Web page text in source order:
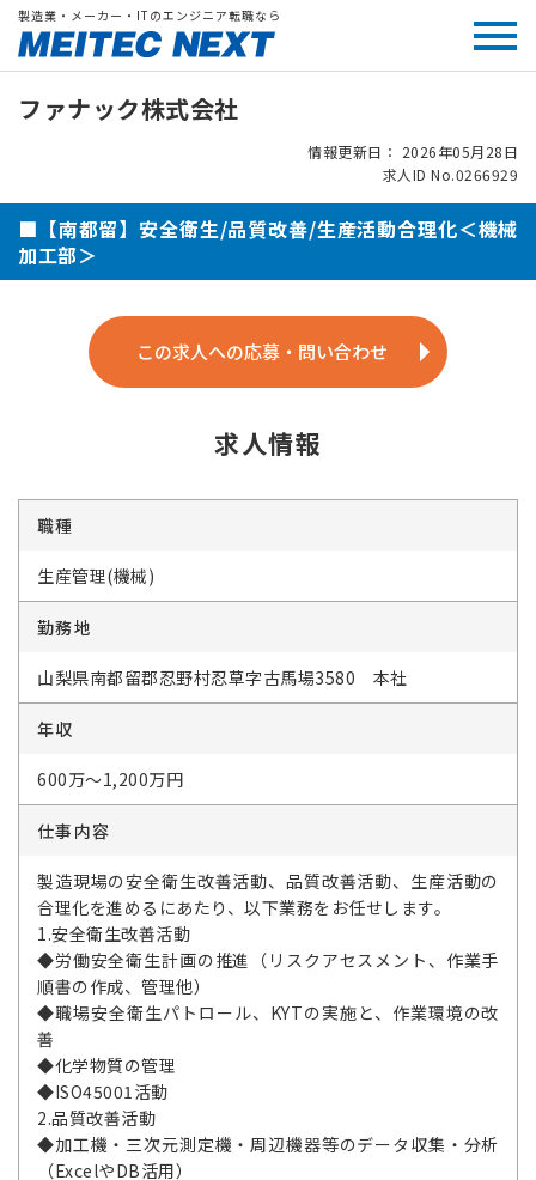
製造業・メーカー・ITのエンジニア転職なら
ファナック株式会社
情報更新日： 2026年05月28日
求人ID No.0266929
■【南都留】安全衛生/品質改善/生産活動合理化＜機械
加工部＞
この求人への応募・問い合わせ
求人情報
職種
生産管理(機械)
勤務地
山梨県南都留郡忍野村忍草字古馬場3580 本社
年収
600万～1,200万円
仕事内容
製造現場の安全衛生改善活動、品質改善活動、生産活動の
合理化を進めるにあたり、以下業務をお任せします。
1.安全衛生改善活動
◆労働安全衛生計画の推進（リスクアセスメント、作業手
順書の作成、管理他）
◆職場安全衛生パトロール、KYTの実施と、作業環境の改
善
◆化学物質の管理
◆ISO45001活動
2.品質改善活動
◆加工機・三次元測定機・周辺機器等のデータ収集・分析
（ExcelやDB活用）